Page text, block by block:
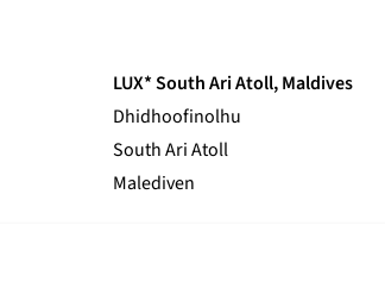
LUX* South Ari Atoll, Maldives
Dhidhoofinolhu
South Ari Atoll
Malediven